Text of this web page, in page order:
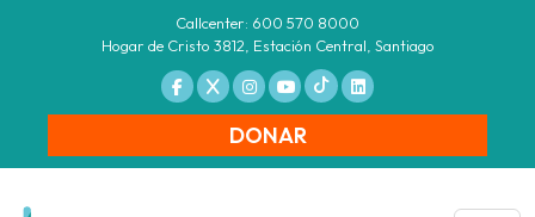
Callcenter: 600 570 8000
Hogar de Cristo 3812, Estación Central, Santiago
DONAR